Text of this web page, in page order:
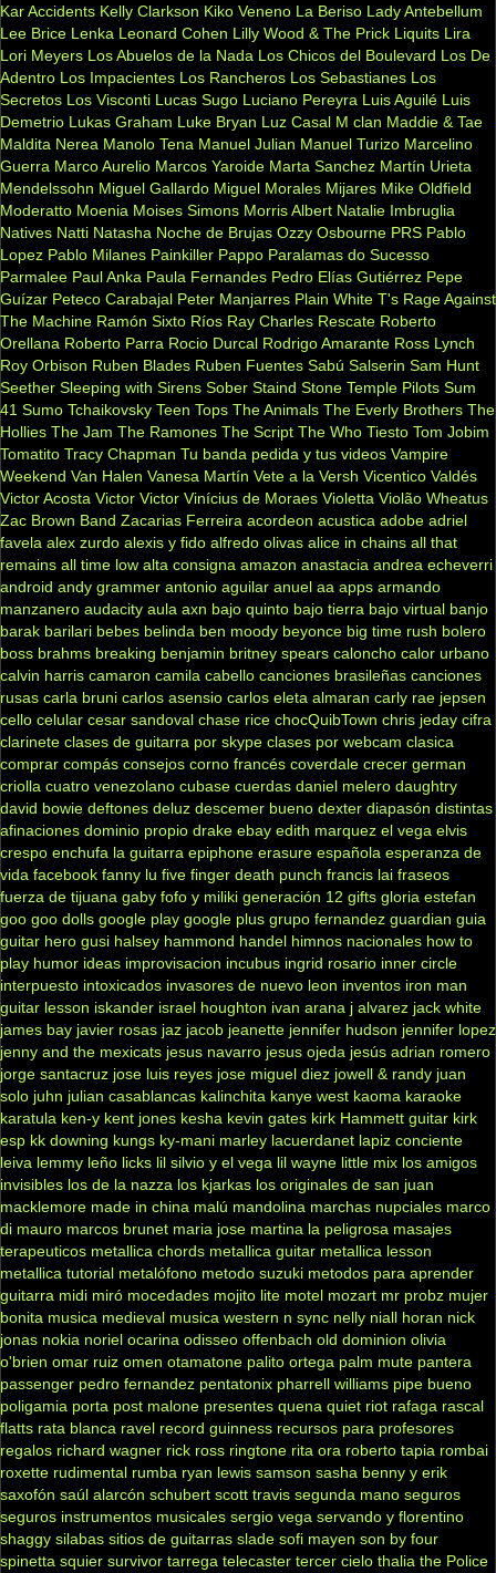
Kar Accidents Kelly Clarkson Kiko Veneno La Beriso Lady Antebellum
Lee Brice Lenka Leonard Cohen Lilly Wood & The Prick Liquits Lira
Lori Meyers Los Abuelos de la Nada Los Chicos del Boulevard Los De
Adentro Los Impacientes Los Rancheros Los Sebastianes Los
Secretos Los Visconti Lucas Sugo Luciano Pereyra Luis Aguilé Luis
Demetrio Lukas Graham Luke Bryan Luz Casal M clan Maddie & Tae
Maldita Nerea Manolo Tena Manuel Julian Manuel Turizo Marcelino
Guerra Marco Aurelio Marcos Yaroide Marta Sanchez Martín Urieta
Mendelssohn Miguel Gallardo Miguel Morales Mijares Mike Oldfield
Moderatto Moenia Moises Simons Morris Albert Natalie Imbruglia
Natives Natti Natasha Noche de Brujas Ozzy Osbourne PRS Pablo
Lopez Pablo Milanes Painkiller Pappo Paralamas do Sucesso
Parmalee Paul Anka Paula Fernandes Pedro Elías Gutiérrez Pepe
Guízar Peteco Carabajal Peter Manjarres Plain White T's Rage Against
The Machine Ramón Sixto Ríos Ray Charles Rescate Roberto
Orellana Roberto Parra Rocio Durcal Rodrigo Amarante Ross Lynch
Roy Orbison Ruben Blades Ruben Fuentes Sabú Salserin Sam Hunt
Seether Sleeping with Sirens Sober Staind Stone Temple Pilots Sum
41 Sumo Tchaikovsky Teen Tops The Animals The Everly Brothers The
Hollies The Jam The Ramones The Script The Who Tiesto Tom Jobim
Tomatito Tracy Chapman Tu banda pedida y tus videos Vampire
Weekend Van Halen Vanesa Martín Vete a la Versh Vicentico Valdés
Victor Acosta Victor Victor Vinícius de Moraes Violetta Violão Wheatus
Zac Brown Band Zacarias Ferreira acordeon acustica adobe adriel
favela alex zurdo alexis y fido alfredo olivas alice in chains all that
remains all time low alta consigna amazon anastacia andrea echeverri
android andy grammer antonio aguilar anuel aa apps armando
manzanero audacity aula axn bajo quinto bajo tierra bajo virtual banjo
barak barilari bebes belinda ben moody beyonce big time rush bolero
boss brahms breaking benjamin britney spears caloncho calor urbano
calvin harris camaron camila cabello canciones brasileñas canciones
rusas carla bruni carlos asensio carlos eleta almaran carly rae jepsen
cello celular cesar sandoval chase rice chocQuibTown chris jeday cifra
clarinete clases de guitarra por skype clases por webcam clasica
comprar compás consejos corno francés coverdale crecer german
criolla cuatro venezolano cubase cuerdas daniel melero daughtry
david bowie deftones deluz descemer bueno dexter diapasón distintas
afinaciones dominio propio drake ebay edith marquez el vega elvis
crespo enchufa la guitarra epiphone erasure española esperanza de
vida facebook fanny lu five finger death punch francis lai fraseos
fuerza de tijuana gaby fofo y miliki generación 12 gifts gloria estefan
goo goo dolls google play google plus grupo fernandez guardian guia
guitar hero gusi halsey hammond handel himnos nacionales how to
play humor ideas improvisacion incubus ingrid rosario inner circle
interpuesto intoxicados invasores de nuevo leon inventos iron man
guitar lesson iskander israel houghton ivan arana j alvarez jack white
james bay javier rosas jaz jacob jeanette jennifer hudson jennifer lopez
jenny and the mexicats jesus navarro jesus ojeda jesús adrian romero
jorge santacruz jose luis reyes jose miguel diez jowell & randy juan
solo juhn julian casablancas kalinchita kanye west kaoma karaoke
karatula ken-y kent jones kesha kevin gates kirk Hammett guitar kirk
esp kk downing kungs ky-mani marley lacuerdanet lapiz conciente
leiva lemmy leño licks lil silvio y el vega lil wayne little mix los amigos
invisibles los de la nazza los kjarkas los originales de san juan
macklemore made in china malú mandolina marchas nupciales marco
di mauro marcos brunet maria jose martina la peligrosa masajes
terapeuticos metallica chords metallica guitar metallica lesson
metallica tutorial metalófono metodo suzuki metodos para aprender
guitarra midi miró mocedades mojito lite motel mozart mr probz mujer
bonita musica medieval musica western n sync nelly niall horan nick
jonas nokia noriel ocarina odisseo offenbach old dominion olivia
o'brien omar ruiz omen otamatone palito ortega palm mute pantera
passenger pedro fernandez pentatonix pharrell williams pipe bueno
poligamia porta post malone presentes quena quiet riot rafaga rascal
flatts rata blanca ravel record guinness recursos para profesores
regalos richard wagner rick ross ringtone rita ora roberto tapia rombai
roxette rudimental rumba ryan lewis samson sasha benny y erik
saxofón saúl alarcón schubert scott travis segunda mano seguros
seguros instrumentos musicales sergio vega servando y florentino
shaggy silabas sitios de guitarras slade sofi mayen son by four
spinetta squier survivor tarrega telecaster tercer cielo thalia the Police